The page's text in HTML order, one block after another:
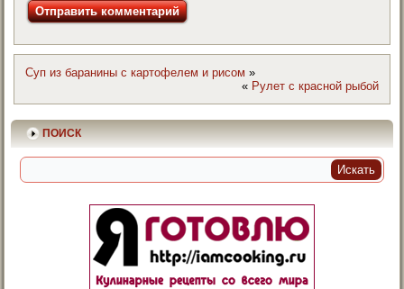
Суп из баранины с картофелем и рисом »
« Рулет с красной рыбой
ПОИСК